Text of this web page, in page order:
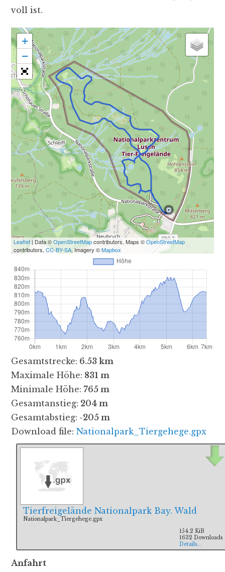
voll ist.
+
−
Leaflet| Data ©OpenStreetMapcontributors, Maps ©OpenStreetMap
contributors, CC-BY-SA, Imagery ©Mapbox
Gesamtstrecke: 6.53 km
Maximale Höhe: 831 m
Minimale Höhe: 765 m
Gesamtanstieg: 204 m
Gesamtabstieg: -205 m
Download file: Nationalpark_Tiergehege.gpx
Tierfreigelände Nationalpark Bay. Wald
Nationalpark_Tiergehege.gpx
154.2 KiB
1632 Downloads
Details...
Anfahrt